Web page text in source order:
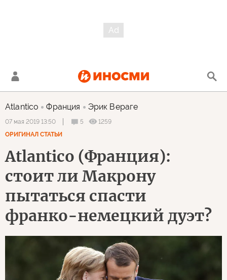
Atlantico Франция Эрик Вераге
07 мая 2019 13:50 5
1259
ОРИГИНАЛ СТАТЬИ
Atlantico (Франция):
стоит ли Макрону
пытаться спасти
франко-немецкий дуэт?